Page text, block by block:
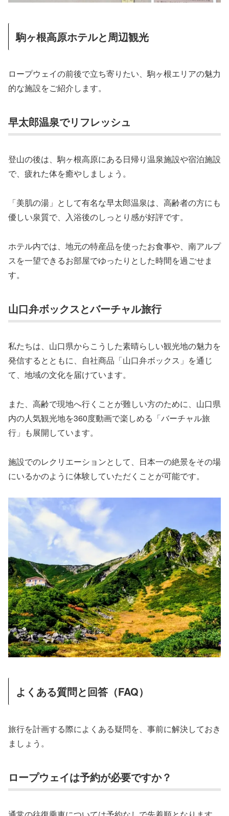
駒ヶ根高原ホテルと周辺観光
ロープウェイの前後で立ち寄りたい、駒ヶ根エリアの魅力
的な施設をご紹介します。
早太郎温泉でリフレッシュ
登山の後は、駒ヶ根高原にある日帰り温泉施設や宿泊施設
で、疲れた体を癒やしましょう。
「美肌の湯」として有名な早太郎温泉は、高齢者の方にも
優しい泉質で、入浴後のしっとり感が好評です。
ホテル内では、地元の特産品を使ったお食事や、南アルプ
スを一望できるお部屋でゆったりとした時間を過ごせま
す。
山口弁ボックスとバーチャル旅行
私たちは、山口県からこうした素晴らしい観光地の魅力を
発信するとともに、自社商品「山口弁ボックス」を通じ
て、地域の文化を届けています。
また、高齢で現地へ行くことが難しい方のために、山口県
内の人気観光地を360度動画で楽しめる「バーチャル旅
行」も展開しています。
施設でのレクリエーションとして、日本一の絶景をその場
にいるかのように体験していただくことが可能です。
よくある質問と回答（FAQ）
旅行を計画する際によくある疑問を、事前に解決しておき
ましょう。
ロープウェイは予約が必要ですか？